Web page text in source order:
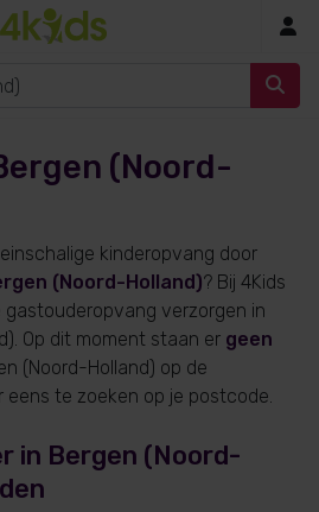
(Noord-
kinderopvang door
(Noord-Holland)? Bij 4Kids
verzorgen in
Op dit moment staan er geen
(Noord-Holland) op de
eens te zoeken op je postcode.
in Bergen (Noord-